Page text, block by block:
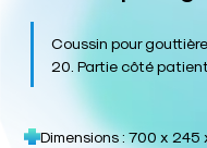
Coussin pour
20. Partie côté
Dimensions : 700 x 245